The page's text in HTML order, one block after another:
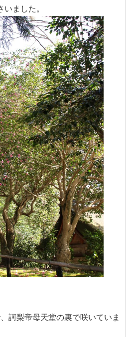
いました。
訶梨帝母天堂の裏で咲いていま